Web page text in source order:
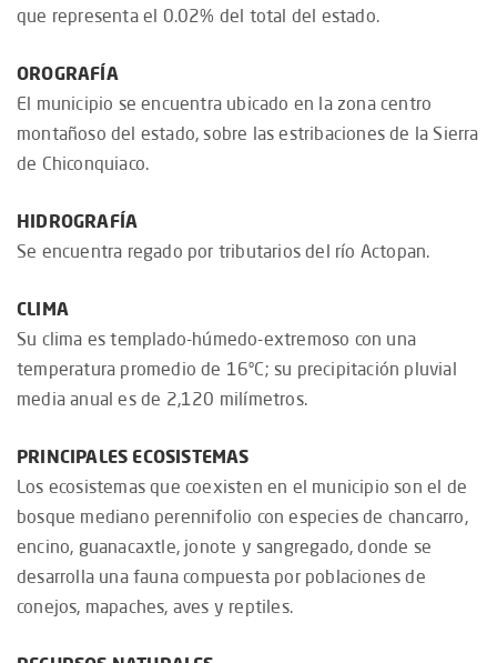
que representa el 0.02% del total del estado.
OROGRAFÍA
El municipio se encuentra ubicado en la zona centro
montañoso del estado, sobre las estribaciones de la Sierra
de Chiconquiaco.
HIDROGRAFÍA
Se encuentra regado por tributarios del río Actopan.
CLIMA
Su clima es templado-húmedo-extremoso con una
temperatura promedio de 16ºC; su precipitación pluvial
media anual es de 2,120 milímetros.
PRINCIPALES ECOSISTEMAS
Los ecosistemas que coexisten en el municipio son el de
bosque mediano perennifolio con especies de chancarro,
encino, guanacaxtle, jonote y sangregado, donde se
desarrolla una fauna compuesta por poblaciones de
conejos, mapaches, aves y reptiles.